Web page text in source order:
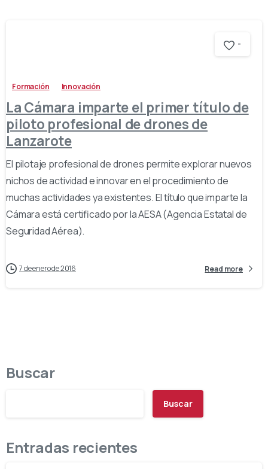
-
Formación Innovación
La Cámara imparte el primer título de
piloto profesional de drones de
Lanzarote
El pilotaje profesional de drones permite explorar nuevos
nichos de actividad e innovar en el procedimiento de
muchas actividades ya existentes. El título que imparte la
Cámara está certificado por la AESA (Agencia Estatal de
Seguridad Aérea).
7 de enero de 2016 Read more
Buscar
Buscar
Entradas recientes